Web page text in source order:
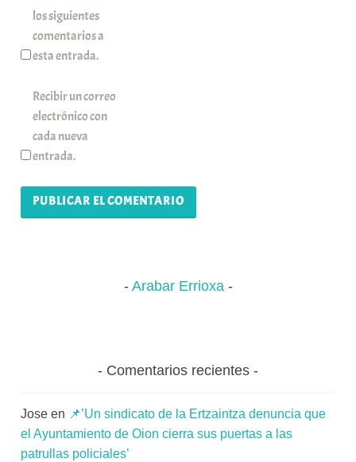
los siguientes
comentarios a
esta entrada.
Recibir un correo
electrónico con
cada nueva
entrada.
Arabar Errioxa
Comentarios recientes
Jose en 📌’Un sindicato de la Ertzaintza denuncia que
el Ayuntamiento de Oion cierra sus puertas a las
patrullas policiales’